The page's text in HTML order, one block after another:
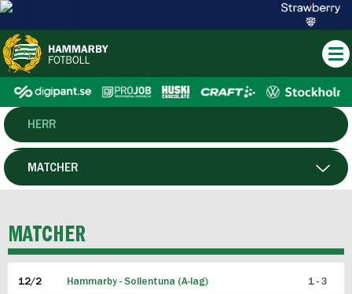
HERR
DAM
P19
F19
MATCHER
MATCHER
12/2 Hammarby - Sollentuna (A-lag) 1 - 3